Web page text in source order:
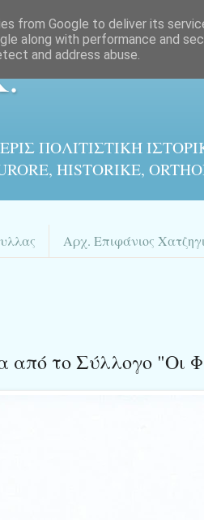
ΠΟΛΙΤΙΣΤΙΚΉ
HISTORIKE,
Αρχ. Επιφάνιος
από το Σύλλογο "Οι
from Google to deliver its
along with performance and
and address abuse.